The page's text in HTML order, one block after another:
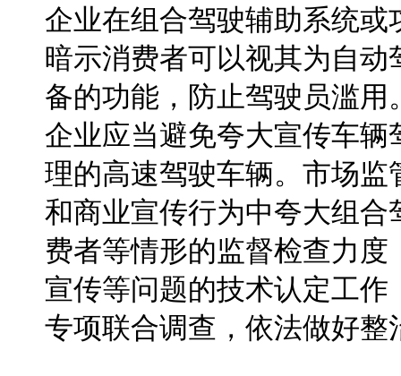
企业在组合驾驶辅助系统
暗示消费者可以视其为自
备的功能，防止驾驶员滥用
企业应当避免夸大宣传车
理的高速驾驶车辆。市场
和商业宣传行为中夸大组
费者等情形的监督检查力
宣传等问题的技术认定工
专项联合调查，依法做好整